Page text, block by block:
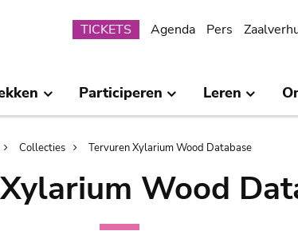
Submenu
TICKETS Agenda Pers
Participeren Leren
Collecties Tervuren Xylarium Wood Database
Wood